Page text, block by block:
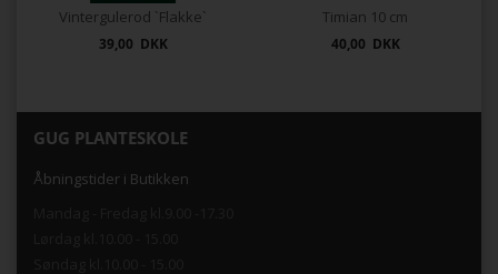
Vintergulerod `Flakke`
39,00 DKK
Timian 10 cm
40,00 DKK
GUG PLANTESKOLE
Åbningstider i Butikken